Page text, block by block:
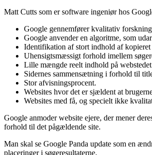
Matt Cutts som er software ingeniør hos
Google gennemfører kvalitativ
Google anvender en algoritme, som
Identifikation af stort indhold af
Uhensigtsmæssigt forhold imellem
Lille mængde reelt indhold på
Sidernes sammensætning i forhold til
Stor afvisningsprocent.
Websites hvor det er sjældent at
Websites med få, og specielt ikke
Google anmoder website ejere, der mener
forhold til det pågældende site.
Man skal se Google Panda update som en
placeringer i søgeresultaterne.